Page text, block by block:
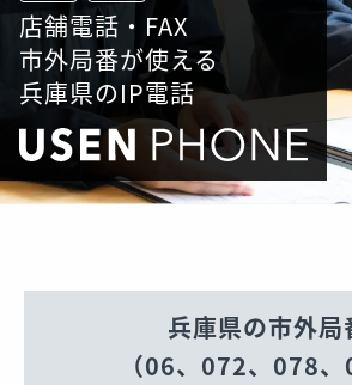
店舗電話・FAX
市外局番が使える
兵庫県のIP電話
兵庫県の市外局
（06、072、078、